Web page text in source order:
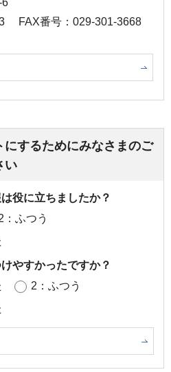
6
FAX番号：029-301-3668
にするためにみなさまのご
い
役に立ちましたか？
：ふつう
やすかったですか？
2：ふつう